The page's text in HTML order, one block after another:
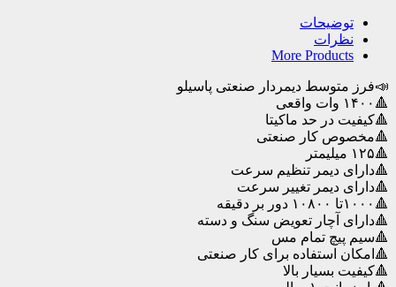
توضیحات
نظرات
More Products
📣فرز متوسط دیمردار صنعتی پاسیلو
🔺۱۴۰۰ وات واقعی
🔺کیفیت در حد ماکیتا
🔺مخصوص کار صنعتی
🔺۱۲۵ میلیمتر
🔺دارای دیمر تنظیم سرعت
🔺دارای دیمر تغییر سرعت
🔺۱۰۰۰تا ۱۰۸۰۰ دور بر دقیقه
🔺دارای آچار تعویض سنگ و دسته
🔺سیم پیچ تمام مس
🔺امکان استفاده برای کار صنعتی
🔺کیفیت بسیار بالا